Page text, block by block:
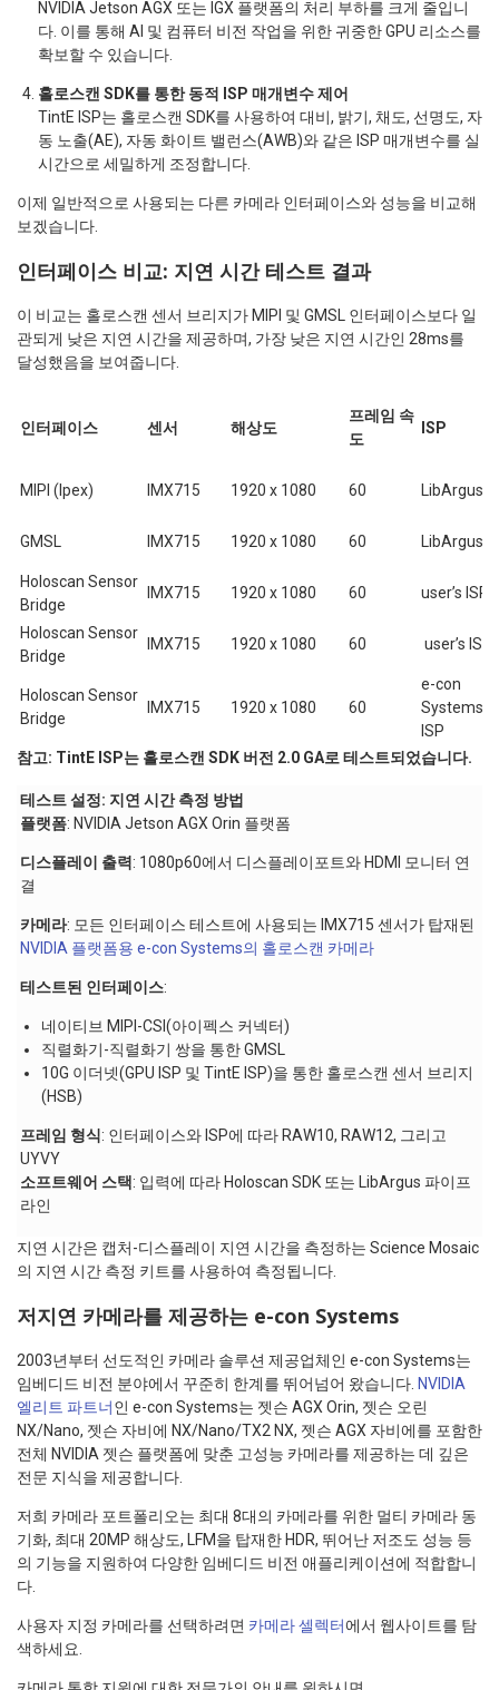
NVIDIA Jetson AGX 또는 IGX 플랫폼의 처리 부하를 크게 줄입니
다. 이를 통해 AI 및 컴퓨터 비전 작업을 위한 귀중한 GPU 리소스를
확보할 수 있습니다.
홀로스캔 SDK를 통한 동적 ISP 매개변수 제어
TintE ISP는 홀로스캔 SDK를 사용하여 대비, 밝기, 채도, 선명도, 자
동 노출(AE), 자동 화이트 밸런스(AWB)와 같은 ISP 매개변수를 실
시간으로 세밀하게 조정합니다.
이제 일반적으로 사용되는 다른 카메라 인터페이스와 성능을 비교해
보겠습니다.
인터페이스 비교: 지연 시간 테스트 결과
이 비교는 홀로스캔 센서 브리지가 MIPI 및 GMSL 인터페이스보다 일
관되게 낮은 지연 시간을 제공하며, 가장 낮은 지연 시간인 28ms를
달성했음을 보여줍니다.
인터페이스 센서 해상도
프레임 속
도
ISP
MIPI (Ipex) IMX715 1920 x 1080 60 LibArgus
GMSL IMX715 1920 x 1080 60 LibArgus
Holoscan Sensor
Bridge
IMX715 1920 x 1080 60 user’s ISP
Holoscan Sensor
Bridge
IMX715 1920 x 1080 60 user’s ISP
Holoscan Sensor
Bridge
IMX715 1920 x 1080 60
e-con
Systems’
ISP
참고: TintE ISP는 홀로스캔 SDK 버전 2.0 GA로 테스트되었습니다.
테스트 설정: 지연 시간 측정 방법
플랫폼: NVIDIA Jetson AGX Orin 플랫폼
디스플레이 출력 : 1080p60에서 디스플레이포트와 HDMI 모니터 연
결
카메라: 모든 인터페이스 테스트에 사용되는 IMX715 센서가 탑재된
NVIDIA 플랫폼용 e-con Systems의 홀로스캔 카메라
테스트된 인터페이스:
네이티브 MIPI-CSI(아이펙스 커넥터)
직렬화기-직렬화기 쌍을 통한 GMSL
10G 이더넷(GPU ISP 및 TintE ISP)을 통한 홀로스캔 센서 브리지
(HSB)
프레임 형식: 인터페이스와 ISP에 따라 RAW10, RAW12, 그리고
UYVY
소프트웨어 스택: 입력에 따라 Holoscan SDK 또는 LibArgus 파이프
라인
지연 시간은 캡처-디스플레이 지연 시간을 측정하는 Science Mosaic
의 지연 시간 측정 키트를 사용하여 측정됩니다.
저지연 카메라를 제공하는 e-con Systems
2003년부터 선도적인 카메라 솔루션 제공업체인 e-con Systems는
임베디드 비전 분야에서 꾸준히 한계를 뛰어넘어 왔습니다. NVIDIA
엘리트 파트너인 e-con Systems는 젯슨 AGX Orin, 젯슨 오린
NX/Nano, 젯슨 자비에 NX/Nano/TX2 NX, 젯슨 AGX 자비에를 포함한
전체 NVIDIA 젯슨 플랫폼에 맞춘 고성능 카메라를 제공하는 데 깊은
전문 지식을 제공합니다.
저희 카메라 포트폴리오는 최대 8대의 카메라를 위한 멀티 카메라 동
기화, 최대 20MP 해상도, LFM을 탑재한 HDR, 뛰어난 저조도 성능 등
의 기능을 지원하여 다양한 임베디드 비전 애플리케이션에 적합합니
다.
사용자 지정 카메라를 선택하려면 카메라 셀렉터에서 웹사이트를 탐
색하세요.